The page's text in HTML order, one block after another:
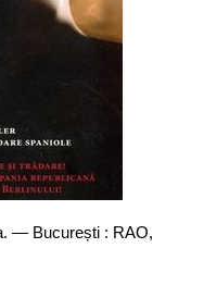
— București : RAO,